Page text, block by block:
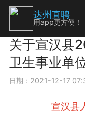
关于宣汉县
卫生事业单
日期：2021-12-17
宣汉县
达州直聘
用app更方便！